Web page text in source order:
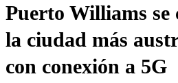
Puerto Williams se
la ciudad más
con conexión a 5G